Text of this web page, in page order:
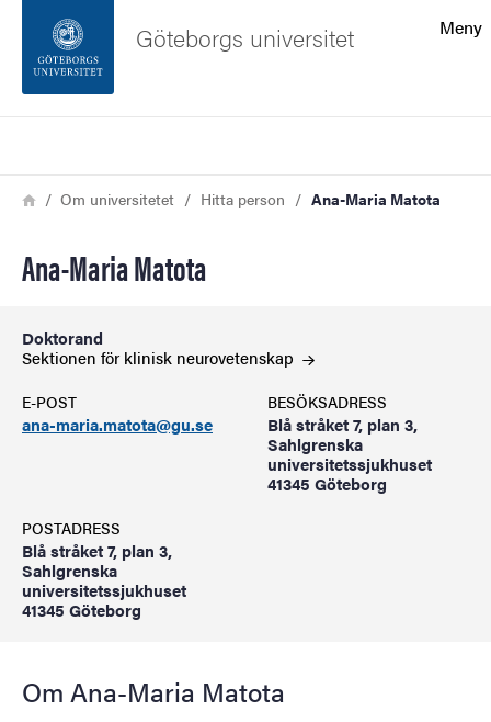
Sidfoten
Meny
Göteborgs universitet
Länkstig
HemOm universitetet Hitta person Ana-Maria Matota
Ana-Maria Matota
Doktorand
Sektionen för klinisk neurovetenskap
E-POST
ana-maria.matota@gu.se
BESÖKSADRESS
Blå stråket 7, plan 3,
Sahlgrenska
universitetssjukhuset
41345 Göteborg
POSTADRESS
Blå stråket 7, plan 3,
Sahlgrenska
universitetssjukhuset
41345 Göteborg
Om Ana-Maria Matota